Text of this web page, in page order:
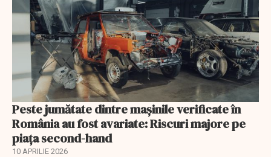
Peste jumătate dintre mașinile verificate în
România au fost avariate: Riscuri majore pe
piața second-hand
10 APRILIE 2026